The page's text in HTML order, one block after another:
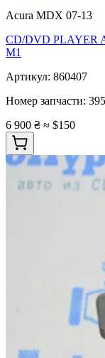
Acura MDX 07-13
CD/DVD PLAYER
M1
Артикул: 860407
Номер запчасти:
6 900 ₴ ≈ $150